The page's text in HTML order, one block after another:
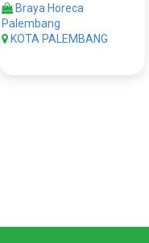
Braya Horeca
Palembang
KOTA PALEMBANG